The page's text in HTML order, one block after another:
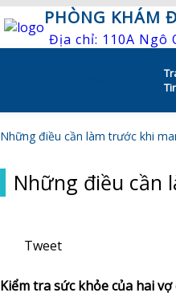
PHÒNG KHÁM
Địa chỉ: 110A Ngô
Những điều cần làm trước khi
Những điều cần
Tweet
Kiểm tra sức khỏe của hai